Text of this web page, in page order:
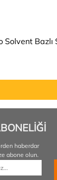
Bazlı
haberdar
abone olun.